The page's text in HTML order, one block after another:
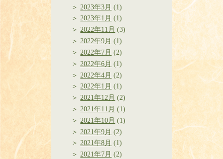
2023年3月 (1)
2023年1月 (1)
2022年11月 (3)
2022年9月 (1)
2022年7月 (2)
2022年6月 (1)
2022年4月 (2)
2022年1月 (1)
2021年12月 (2)
2021年11月 (1)
2021年10月 (1)
2021年9月 (2)
2021年8月 (1)
2021年7月 (2)